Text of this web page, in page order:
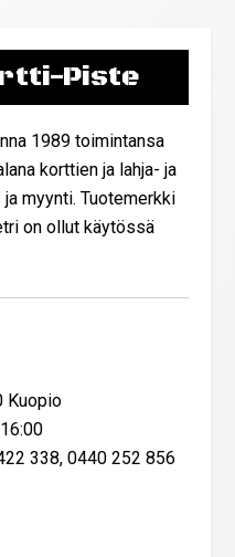
Piste
1989 toimintansa
korttien ja lahja- ja
myynti. Tuotemerkki
on ollut käytössä
Kuopio
338, 0440 252 856